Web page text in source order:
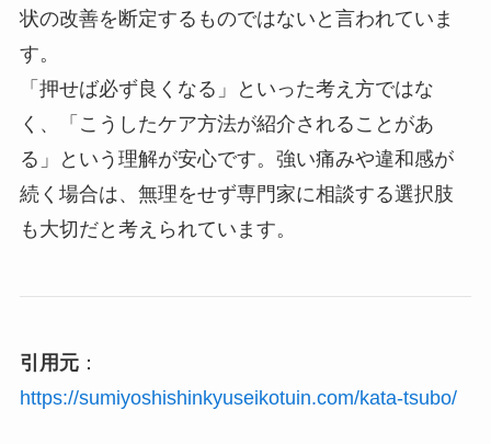
状の改善を断定するものではないと言われていま
す。
「押せば必ず良くなる」といった考え方ではな
く、「こうしたケア方法が紹介されることがあ
る」という理解が安心です。強い痛みや違和感が
続く場合は、無理をせず専門家に相談する選択肢
も大切だと考えられています。
引用元：
https://sumiyoshishinkyuseikotuin.com/kata-tsubo/